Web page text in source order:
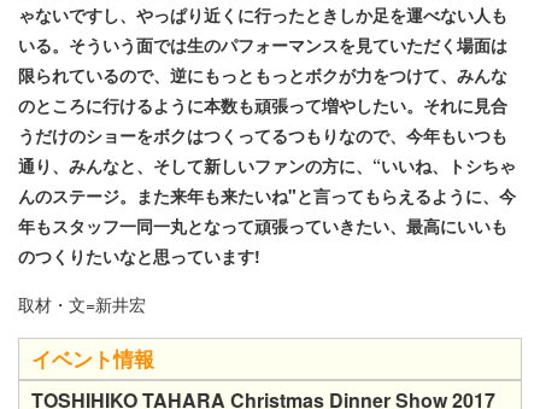
ゃないですし、やっぱり近くに行ったときしか足を運べない人も
いる。そういう面では生のパフォーマンスを見ていただく場面は
限られているので、逆にもっともっとボクが力をつけて、みんな
のところに行けるように本数も頑張って増やしたい。それに見合
うだけのショーをボクはつくってるつもりなので、今年もいつも
通り、みんなと、そして新しいファンの方に、“いいね、トシちゃ
んのステージ。また来年も来たいね"と言ってもらえるように、今
年もスタッフ一同一丸となって頑張っていきたい、最高にいいも
のつくりたいなと思っています!
取材・文=新井宏
イベント情報
TOSHIHIKO TAHARA Christmas Dinner Show 2017